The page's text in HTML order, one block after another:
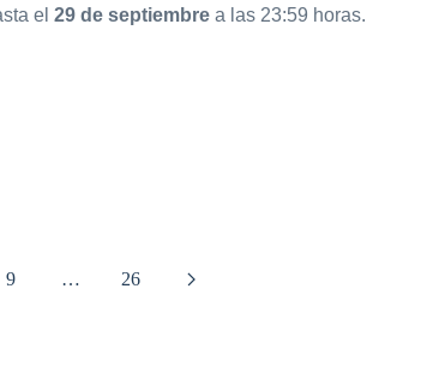
el 29 de septiembre a las 23:59 horas.
9 … 26